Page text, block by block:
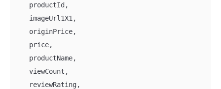
    productId,
    imageUrl1X1,
    originPrice,
    price,
    productName,
    viewCount,
    reviewRating,